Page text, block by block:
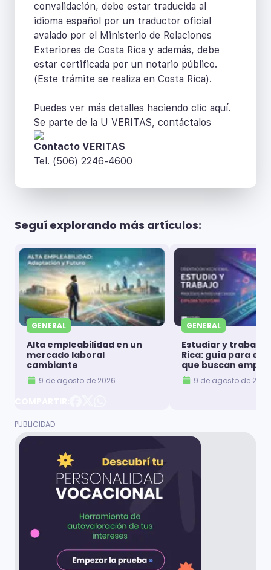
convalidación, debe estar traducida al
idioma español por un traductor oficial
avalado por el Ministerio de Relaciones
Exteriores de Costa Rica y además, debe
estar certificada por un notario público.
(Este trámite se realiza en Costa Rica).
Puedes ver más detalles haciendo clic aquí.
Se parte de la U VERITAS, contáctalos
Contacto VERITAS
Tel. (506) 2246-4600
Seguí explorando más artículos:
GENERAL
Alta empleabilidad en un
mercado laboral
cambiante
9 de agosto de 2026
GENERAL
Estudiar y trabajar
Rica: guía para
que buscan
9 de agosto de 2026